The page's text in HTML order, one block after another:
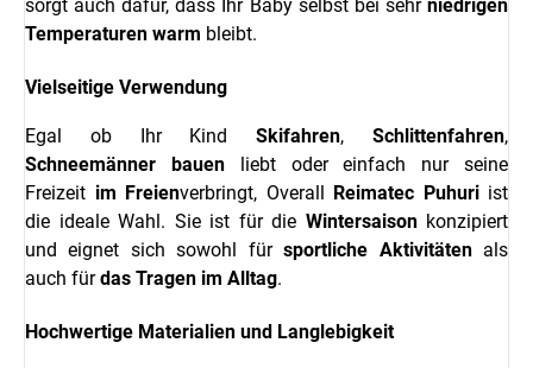
sorgt auch dafür, dass Ihr Baby selbst bei sehr niedrigen
Temperaturen warm bleibt.
Vielseitige Verwendung
Egal ob Ihr KindSkifahren,Schlittenfahren,
Schneemänner bauenliebt oder einfach nur seine
Freizeit im Freienverbringt, Overall Reimatec Puhuriist
die ideale Wahl. Sie ist für die Wintersaisonkonzipiert
und eignet sich sowohl fürsportliche Aktivitätenals
auch fürdas Tragen im Alltag.
Hochwertige Materialien und Langlebigkeit